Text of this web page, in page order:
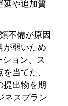
延や追加質
不備が原因
が弱いため
ション、ス
当てた、
提出物を期
ネスプラン